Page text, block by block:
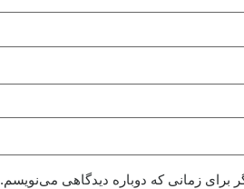
برای زمانی که دوباره دیدگاهی می‌نویسم.